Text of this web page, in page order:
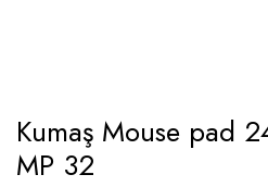
Kumaş Mouse pad
MP 32